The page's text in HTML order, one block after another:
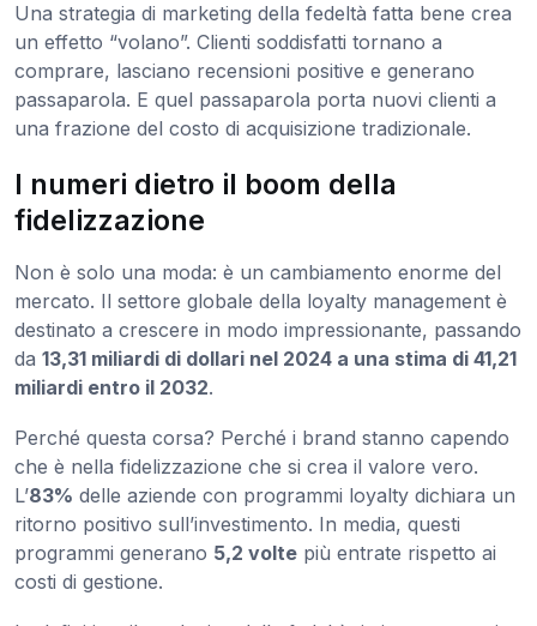
Una strategia di marketing della fedeltà fatta bene crea
un effetto “volano”. Clienti soddisfatti tornano a
comprare, lasciano recensioni positive e generano
passaparola. E quel passaparola porta nuovi clienti a
una frazione del costo di acquisizione tradizionale.
I numeri dietro il boom della
fidelizzazione
Non è solo una moda: è un cambiamento enorme del
mercato. Il settore globale della loyalty management è
destinato a crescere in modo impressionante, passando
da 13,31 miliardi di dollari nel 2024 a una stima di 41,21
miliardi entro il 2032.
Perché questa corsa? Perché i brand stanno capendo
che è nella fidelizzazione che si crea il valore vero.
L’83% delle aziende con programmi loyalty dichiara un
ritorno positivo sull’investimento. In media, questi
programmi generano 5,2 volte più entrate rispetto ai
costi di gestione.